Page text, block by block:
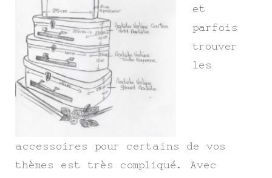
et
parfois
trouver
les
accessoires pour certains de vos
thèmes est très compliqué. Avec